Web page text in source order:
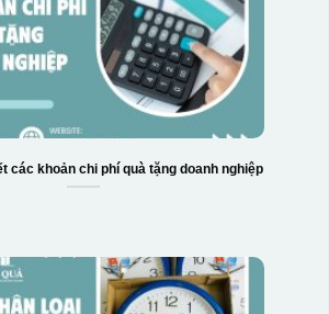
các khoản chi phí quà tặng doanh nghiệp